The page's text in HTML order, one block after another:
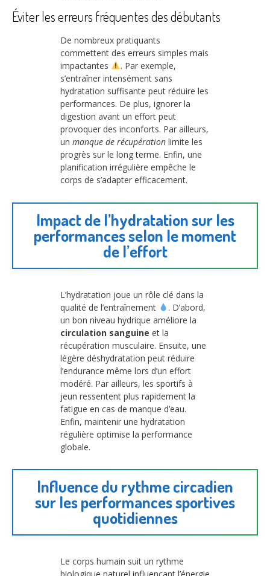
Éviter les erreurs fréquentes des débutants
De nombreux pratiquants
commettent des erreurs simples mais
impactantes
. Par exemple,
s’entraîner intensément sans
hydratation suffisante peut réduire les
performances. De plus, ignorer la
digestion avant un effort peut
provoquer des inconforts. Par ailleurs,
un manque de récupération limite les
progrès sur le long terme. Enfin, une
planification irrégulière empêche le
corps de s’adapter efficacement.
Impact de l’hydratation sur les
performances selon le moment
de l’effort
L’hydratation joue un rôle clé dans la
qualité de l’entraînement
. D’abord,
un bon niveau hydrique améliore la
circulation sanguine et la
récupération musculaire. Ensuite, une
légère déshydratation peut réduire
l’endurance même lors d’un effort
modéré. Par ailleurs, les sportifs à
jeun ressentent plus rapidement la
fatigue en cas de manque d’eau.
Enfin, maintenir une hydratation
régulière optimise la performance
globale.
Influence du rythme circadien
sur les performances sportives
quotidiennes
Le corps humain suit un rythme